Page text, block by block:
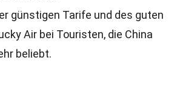
günstigen Tarife und des guten
Air bei Touristen, die China
beliebt.